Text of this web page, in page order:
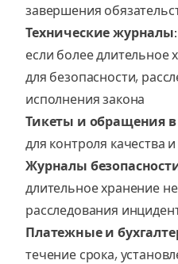
завершения
Технические журналы:
если более длительное
для безопасности,
исполнения закона
Тикеты и обращения
для контроля качества
Журналы
длительное хранение
расследования
Платежные и
течение срока,